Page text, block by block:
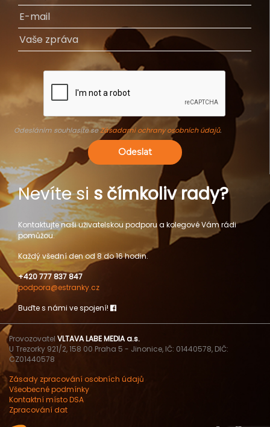
Odesláním souhlasíte seZásadami ochrany osobních údajů.
Odeslat
Nevíte si s čímkoliv rady?
Kontaktujte naši uživatelskou podporu a kolegové Vám rádi
pomůžou.
Každý všední den od 8 do 16 hodin.
+420 777 837 847
podpora@estranky.cz
Buďte s námi ve spojení!
Provozovatel VLTAVA LABE MEDIA a.s.
U Trezorky 921/2, 158 00 Praha 5 - Jinonice, IČ: 01440578, DIČ:
CZ01440578
Zásady zpracování osobních údajů
Všeobecné podmínky
Kontaktní místo DSA
Zpracování dat